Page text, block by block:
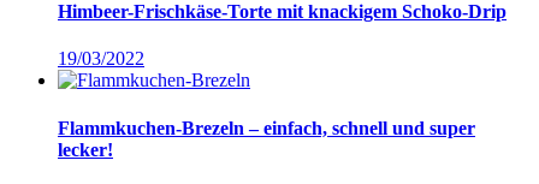
Himbeer-Frischkäse-Torte mit knackigem Schoko-Drip
19/03/2022
Flammkuchen-Brezeln – einfach, schnell und super
lecker!